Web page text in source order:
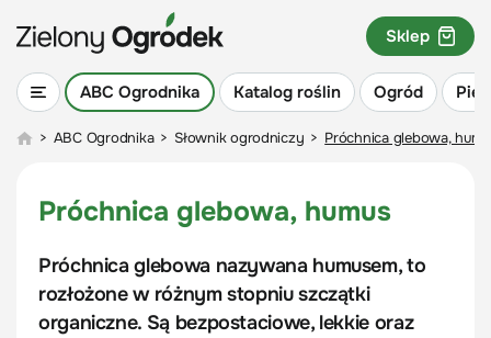
ABC Ogrodnika Katalog roślin Ogród
Sklep
> ABC Ogrodnika > Słownik ogrodniczy > Próchnica glebowa,
Próchnica glebowa, humus
Próchnica glebowa nazywana humusem, to
rozłożone w różnym stopniu szczątki
organiczne. Są bezpostaciowe, lekkie oraz